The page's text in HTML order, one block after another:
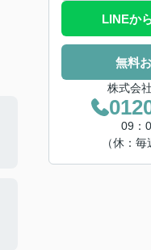
LINEか
無料
株式会
09：
（休：